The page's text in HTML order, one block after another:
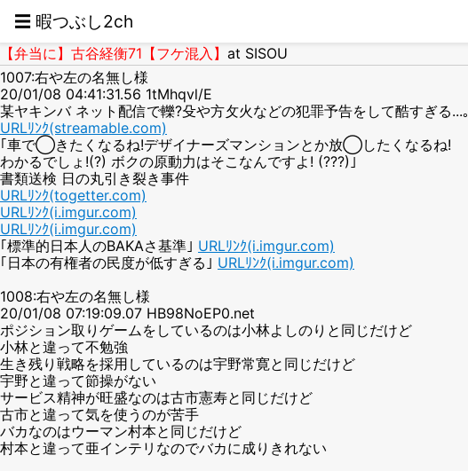
☰ 暇つぶし2ch
【弁当に】古谷経衡71【フケ混入】 at SISOU
1007:右や左の名無し様
20/01/08 04:41:31.56 1tMhqvl/E
某ヤキンバ ネット配信で轢?殳や方攵火などの犯罪予告をして酷すぎる...｡
URLﾘﾝｸ(streamable.com)
｢車で◯きたくなるね!デザイナーズマンションとか放◯したくなるね!
わかるでしょ!(?) ボクの原動力はそこなんですよ! (???)｣
書類送検 日の丸引き裂き事件
URLﾘﾝｸ(togetter.com)
URLﾘﾝｸ(i.imgur.com)
URLﾘﾝｸ(i.imgur.com)
｢標準的日本人のBAKAさ基準｣ URLﾘﾝｸ(i.imgur.com)
｢日本の有権者の民度が低すぎる｣ URLﾘﾝｸ(i.imgur.com)
1008:右や左の名無し様
20/01/08 07:19:09.07 HB98NoEP0.net
ポジション取りゲームをしているのは小林よしのりと同じだけど
小林と違って不勉強
生き残り戦略を採用しているのは宇野常寛と同じだけど
宇野と違って節操がない
サービス精神が旺盛なのは古市憲寿と同じだけど
古市と違って気を使うのが苦手
バカなのはウーマン村本と同じだけど
村本と違って亜インテリなのでバカに成りきれない